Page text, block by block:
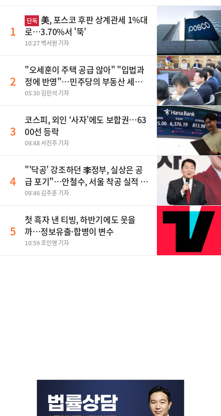
1
단독 美, 포스코 후판 상계관세 1%대
로…3.70%서 '뚝'
10:27 백서원 기자
2
"오세훈이 주택 공급 않아" "입법과
정에 반영"…민주당의 부동산 세제
개편 해법은
05:30 김민석 기자
3
코스피, 외인 ‘사자’에도 보합권…63
00선 등락
09:48 서진주 기자
4
"'닥공' 강조하던 李정부, 실상은 공
급 포기"…안철수, 서울 착공 실적 미
달 비판
09:46 김주훈 기자
5
첫 흑자 낸 티빙, 하반기에도 웃을
까…정보유출·합병이 변수
10:59 조인영 기자